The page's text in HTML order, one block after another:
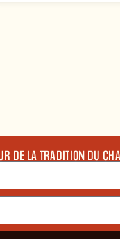
DE LA TRADITION DU